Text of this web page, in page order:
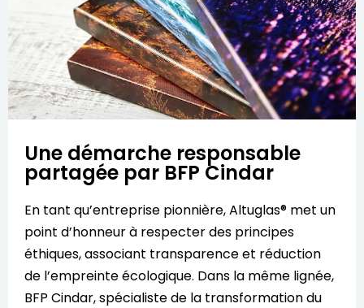
Une démarche responsable
partagée par BFP Cindar
En tant qu’entreprise pionnière, Altuglas® met un
point d’honneur à respecter des principes
éthiques, associant transparence et réduction
de l’empreinte écologique. Dans la même lignée,
BFP Cindar, spécialiste de la transformation du